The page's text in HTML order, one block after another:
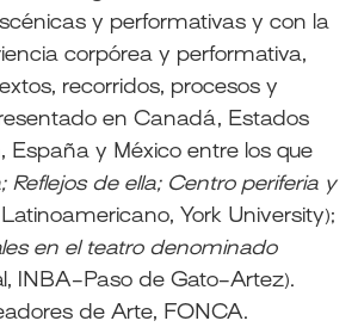
y performativas y con la
corpórea y performativa,
recorridos, procesos y
en Canadá, Estados
España y México entre los que
de ella; Centro periferia y
York University);
en el teatro denominado
INBA-Paso de Gato-Artez).
de Arte, FONCA.